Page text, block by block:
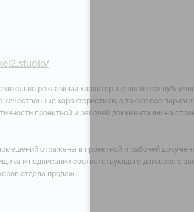
рекламный характер, не является
характеристики, а также все
проектной и рабочей документации на
отражены в проектной и рабочей
и подписании соответствующего договора с
отдела продаж.